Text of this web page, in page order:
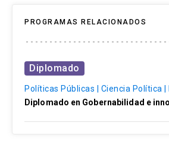
PROGRAMAS RELACIONADOS
Diplomado
Políticas Públicas | Ciencia Política
Diplomado en Gobernabilidad e